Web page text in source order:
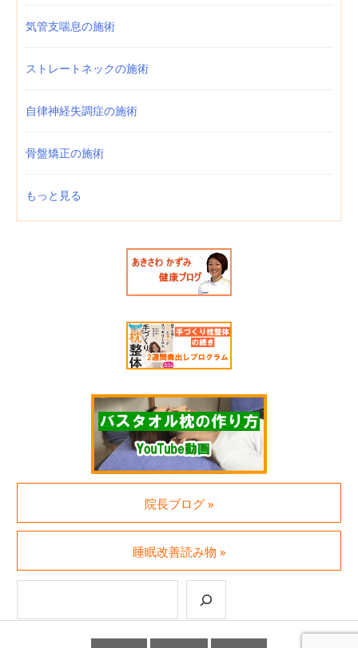
気管支喘息の施術
ストレートネックの施術
自律神経失調症の施術
骨盤矯正の施術
もっと見る
院長ブログ »
睡眠改善読み物 »